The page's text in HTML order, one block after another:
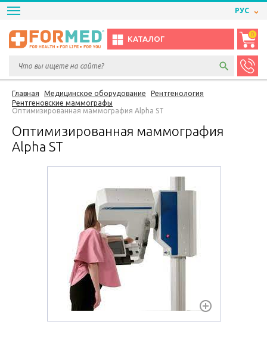
РУС
КАТАЛОГ
0
Главная Медицинское оборудование
Рентгенология
Рентгеновские маммографы
Оптимизированная маммография Alpha ST
Оптимизированная маммография
Alpha ST